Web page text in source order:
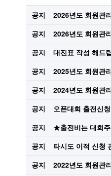
공지 2026년도 회원관
공지
2026년도 회원관
공지
대진표 작성 해드
공지
2025년도 회원관
공지
2024년도 회원관
공지
오픈대회 출전신
공지
★출전비는 대회
공지
타시도 이적 신청
공지
2022년도 회원관